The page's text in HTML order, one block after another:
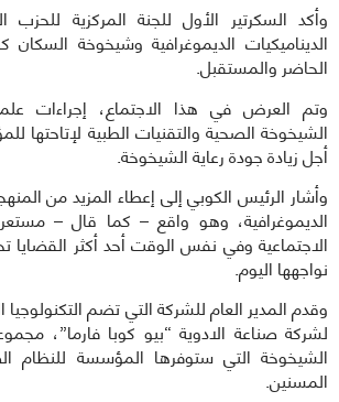
وأكد السكرتير الأول للجنة المركزية
الديناميكيات الديموغرافية وشيخوخة
الحاضر والمستقبل.
وتم العرض في هذا الاجتماع، إجراءات
الشيخوخة الصحية والتقنيات الطبية
أجل زيادة جودة رعاية الشيخوخة.
وأشار الرئيس الكوبي إلى إعطاء المزيد من
الديموغرافية، وهو واقع – كما قال –
الاجتماعية وفي نفس الوقت أحد أكثر القضايا
نواجهها اليوم.
وقدم المدير العام للشركة التي تضم التكنولوجيا
لشركة صناعة الادوية “بيو كوبا فارما”،
الشيخوخة التي ستوفرها المؤسسة للنظام
المسنين.